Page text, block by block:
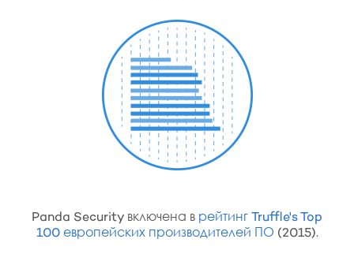
Panda Security включена в рейтинг Truffle's Top
100 европейских производителей ПО (2015).